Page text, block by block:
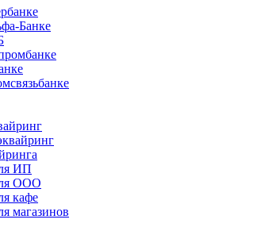
Банке
ИП
ООО
кафе
магазинов